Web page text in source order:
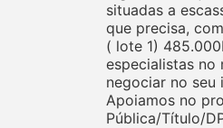
situadas a
que precisa,
( lote 1)
especialistas no
negociar no seu
Apoiamos no
Pública/Título/